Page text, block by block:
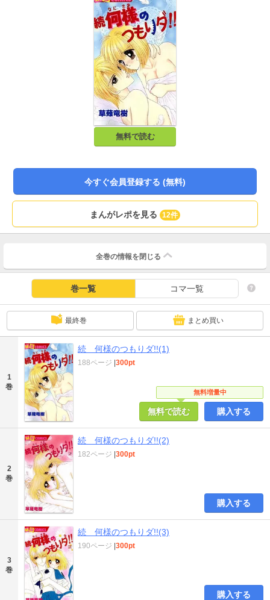
無料で読む
今すぐ会員登録する (無料)
まんがレポを見る 12件
全巻の情報を 閉じる
巻一覧 コマ一覧
最終巻 まとめ買い
1
巻
続 何様のつもりダ!!(1)
無料増量中
188ページ |300pt
無料で読む 購入する
2
巻
続 何様のつもりダ!!(2)
182ページ |300pt
購入する
3
巻
続 何様のつもりダ!!(3)
190ページ |300pt
購入する